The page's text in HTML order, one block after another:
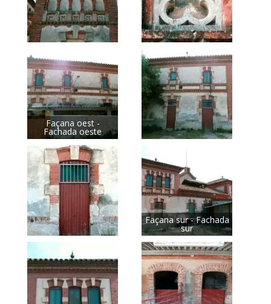
Façana oest -
Fachada oeste
Façana sur - Fachada
sur